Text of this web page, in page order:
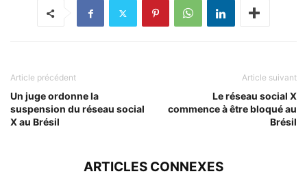
Article précédent
Un juge ordonne la
suspension du réseau social
X au Brésil
Article suivant
Le réseau social X
commence à être bloqué au
Brésil
ARTICLES CONNEXES